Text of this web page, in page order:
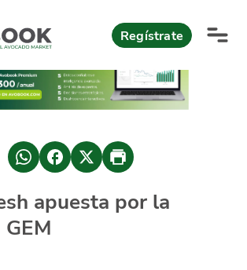
Regístrate
apuesta por la